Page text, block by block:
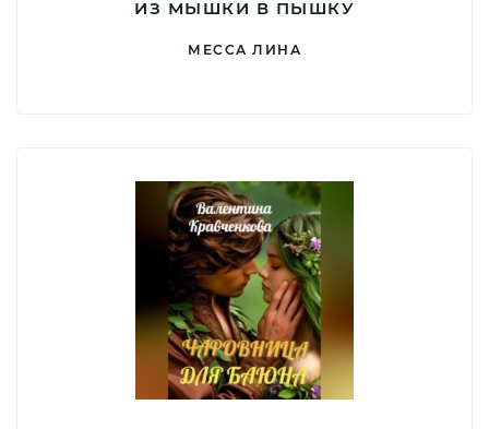
ИЗ МЫШКИ В ПЫШКУ
МЕССА ЛИНА